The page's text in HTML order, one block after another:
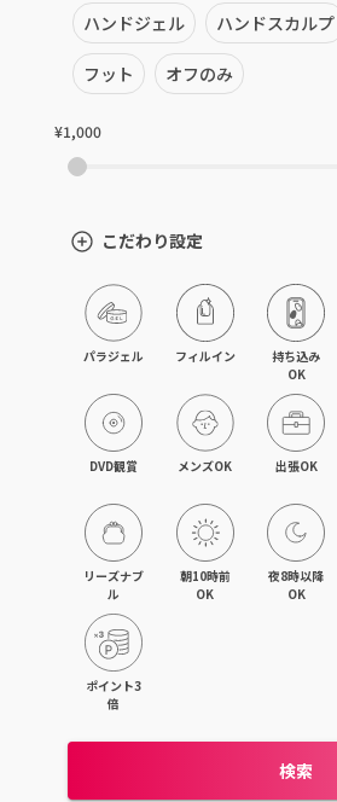
港北・都筑・青葉台
横須賀・鎌倉・逗子
大船・戸塚・保土ヶ谷
藤沢・湘南台・江ノ島
武蔵小杉・日吉・綱島
相模大野・小田急相模原
東林間・中央林間・南林間
大和・さがみ野・二俣川
上大岡・金沢文庫・港南台
ハンドジェル ハンドスカルプ
フット オフのみ
¥1,000
こだわり設定
パラジェル フィルイン
持ち込み
OK
DVD観賞 メンズOK 出張OK
リーズナブ
ル
朝10時前
OK
夜8時以降
OK
ポイント3
倍
検索